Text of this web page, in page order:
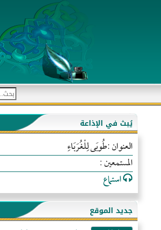
يُبث في الإذاعة
العنوان :طُوبَى لِلْغُرَبَاءِ
المستمعين :
استماع
جديد الموقع